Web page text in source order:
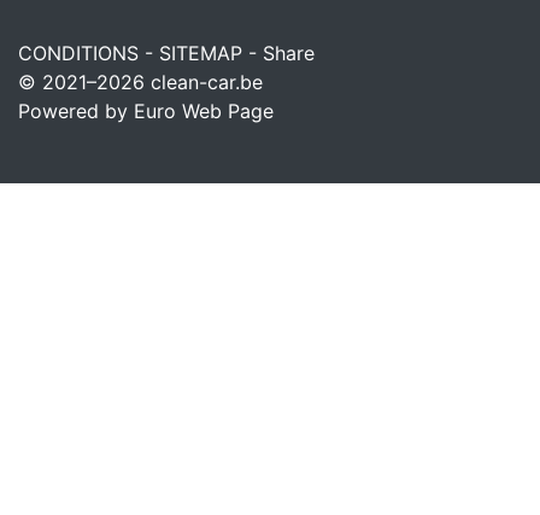
CONDITIONS - SITEMAP - Share
© 2021–2026 clean-car.be
Powered by Euro Web Page